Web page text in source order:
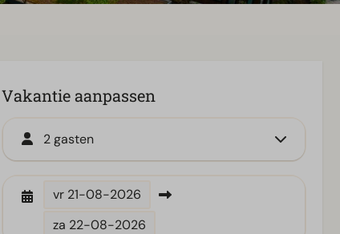
Vakantie aanpassen
2 gasten
vr 21-08-2026
za 22-08-2026